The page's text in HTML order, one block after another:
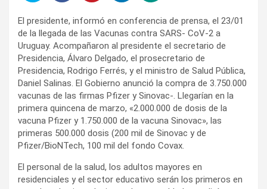
El presidente, informó en conferencia de prensa, el 23/01
de la llegada de las Vacunas contra SARS- CoV-2 a
Uruguay. Acompañaron al presidente el secretario de
Presidencia, Álvaro Delgado, el prosecretario de
Presidencia, Rodrigo Ferrés, y el ministro de Salud Pública,
Daniel Salinas. El Gobierno anunció la compra de 3.750.000
vacunas de las firmas Pfizer y Sinovac-. Llegarían en la
primera quincena de marzo, «2.000.000 de dosis de la
vacuna Pfizer y 1.750.000 de la vacuna Sinovac», las
primeras 500.000 dosis (200 mil de Sinovac y de
Pfizer/BioNTech, 100 mil del fondo Covax.
El personal de la salud, los adultos mayores en
residenciales y el sector educativo serán los primeros en